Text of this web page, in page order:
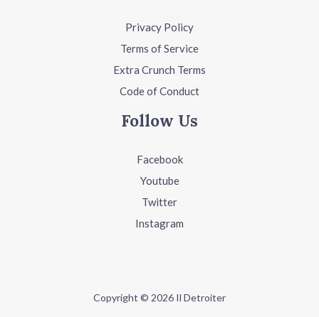
Privacy Policy
Terms of Service
Extra Crunch Terms
Code of Conduct
Follow Us
Facebook
Youtube
Twitter
Instagram
Copyright © 2026 Il Detroiter